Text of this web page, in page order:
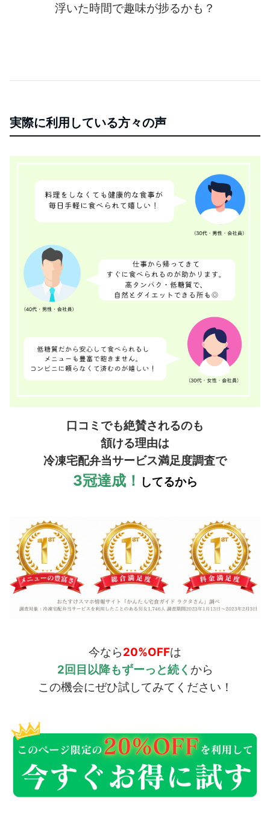
浮いた時間で趣味が捗るかも？
実際に利用している方々の声
口コミでも絶賛されるのも
頷ける理由は
冷凍宅配弁当サービス満足度調査で
3冠達成！ してるから
今なら20%OFFは
2回目以降もずーっと続く から
この機会にぜひ試してみてください！